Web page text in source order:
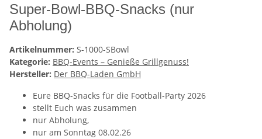
Super-Bowl-BBQ-Snacks (nur
Abholung)
Artikelnummer: S-1000-SBowl
Kategorie: BBQ-Events – Genieße Grillgenuss!
Hersteller: Der BBQ-Laden GmbH
Eure BBQ-Snacks für die Football-Party 2026
stellt Euch was zusammen
nur Abholung,
nur am Sonntag 08.02.26